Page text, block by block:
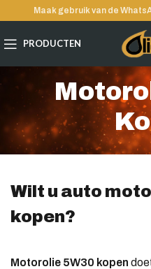
Maak gebruik van de
PRODUCTEN
Wilt u auto
kopen?
Motorolie 5W30 kopen